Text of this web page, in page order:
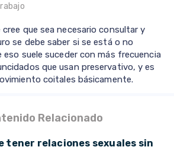
cree que sea necesario consultar y
se debe saber si se está o no
eso suele suceder con más frecuencia
que usan preservativo, y es
coitales básicamente.
Relacionado
tener relaciones sexuales sin